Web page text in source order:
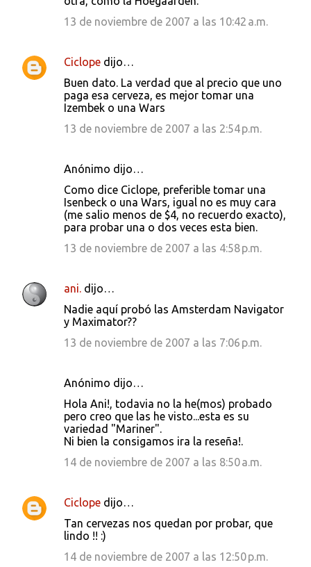
13 de noviembre de 2007 a las 10:42 a.m.
Ciclope dijo…
Buen dato. La verdad que al precio que uno
paga esa cerveza, es mejor tomar una
Izembek o una Wars
13 de noviembre de 2007 a las 2:54 p.m.
Anónimo dijo…
Como dice Ciclope, preferible tomar una
Isenbeck o una Wars, igual no es muy cara
(me salio menos de $4, no recuerdo exacto),
para probar una o dos veces esta bien.
13 de noviembre de 2007 a las 4:58 p.m.
ani. dijo…
Nadie aquí probó las Amsterdam Navigator
y Maximator??
13 de noviembre de 2007 a las 7:06 p.m.
Anónimo dijo…
Hola Ani!, todavia no la he(mos) probado
pero creo que las he visto...esta es su
variedad "Mariner".
Ni bien la consigamos ira la reseña!.
14 de noviembre de 2007 a las 8:50 a.m.
Ciclope dijo…
Tan cervezas nos quedan por probar, que
lindo !! :)
14 de noviembre de 2007 a las 12:50 p.m.